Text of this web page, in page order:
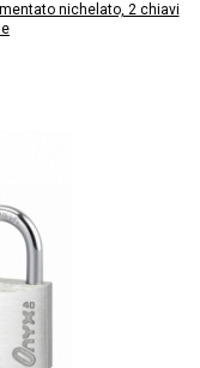
nichelato, 2 chiavi